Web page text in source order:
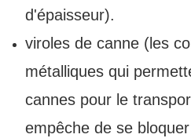
d'épaisseur).
viroles de canne (les
métalliques qui
cannes pour le
empêche de se